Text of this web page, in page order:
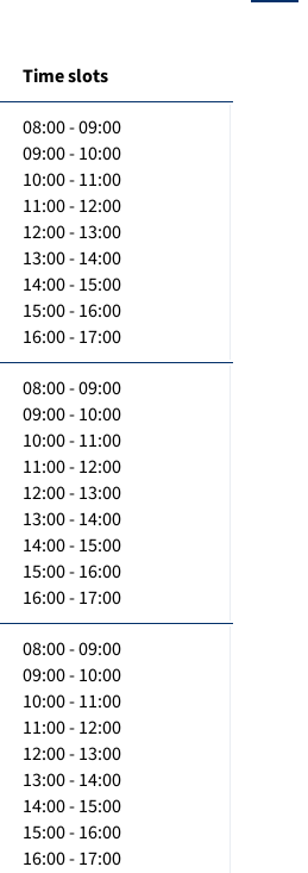
Time slots
08:00 - 09:00
09:00 - 10:00
10:00 - 11:00
11:00 - 12:00
12:00 - 13:00
13:00 - 14:00
14:00 - 15:00
15:00 - 16:00
16:00 - 17:00
08:00 - 09:00
09:00 - 10:00
10:00 - 11:00
11:00 - 12:00
12:00 - 13:00
13:00 - 14:00
14:00 - 15:00
15:00 - 16:00
16:00 - 17:00
08:00 - 09:00
09:00 - 10:00
10:00 - 11:00
11:00 - 12:00
12:00 - 13:00
13:00 - 14:00
14:00 - 15:00
15:00 - 16:00
16:00 - 17:00